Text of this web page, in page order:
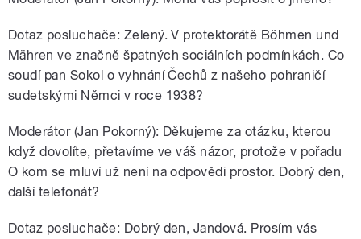
Dotaz posluchače: Zelený. V protektorátě Böhmen und
Mähren ve značně špatných sociálních podmínkách. Co
soudí pan Sokol o vyhnání Čechů z našeho pohraničí
sudetskými Němci v roce 1938?
Moderátor (Jan Pokorný): Děkujeme za otázku, kterou
když dovolíte, přetavíme ve váš názor, protože v pořadu
O kom se mluví už není na odpovědi prostor. Dobrý den,
další telefonát?
Dotaz posluchače: Dobrý den, Jandová. Prosím vás